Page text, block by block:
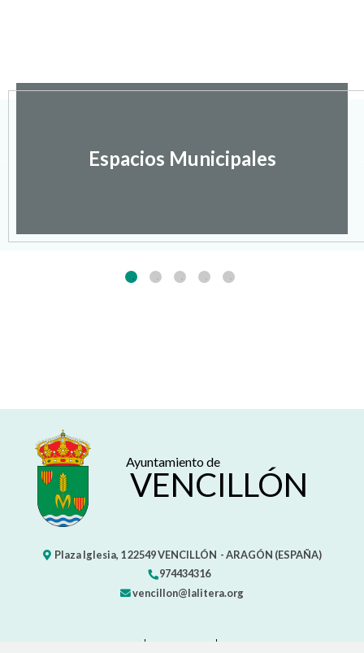
Espacios Municipales
Ayuntamiento de
VENCILLÓN
Plaza Iglesia, 122549VENCILLÓN - ARAGÓN (ESPAÑA)
974434316
vencillon@lalitera.org